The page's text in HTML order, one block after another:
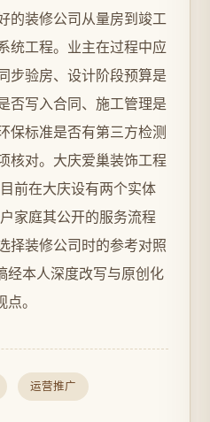
的装修公司从量房到竣工
统工程。业主在过程中应
步验房、设计阶段预算是
否写入合同、施工管理是
保标准是否有第三方检测
核对。大庆爱巢装饰工程
前在大庆设有两个实体
家庭其公开的服务流程
择装修公司时的参考对照
经本人深度改写与原创化
。
运营推广